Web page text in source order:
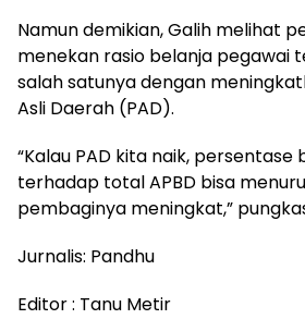
Namun demikian, Galih melihat
menekan rasio belanja pegawai
salah satunya dengan
Asli Daerah (PAD).
“Kalau PAD kita naik, persentase
terhadap total APBD bisa
pembaginya meningkat,”
Jurnalis: Pandhu
Editor : Tanu Metir